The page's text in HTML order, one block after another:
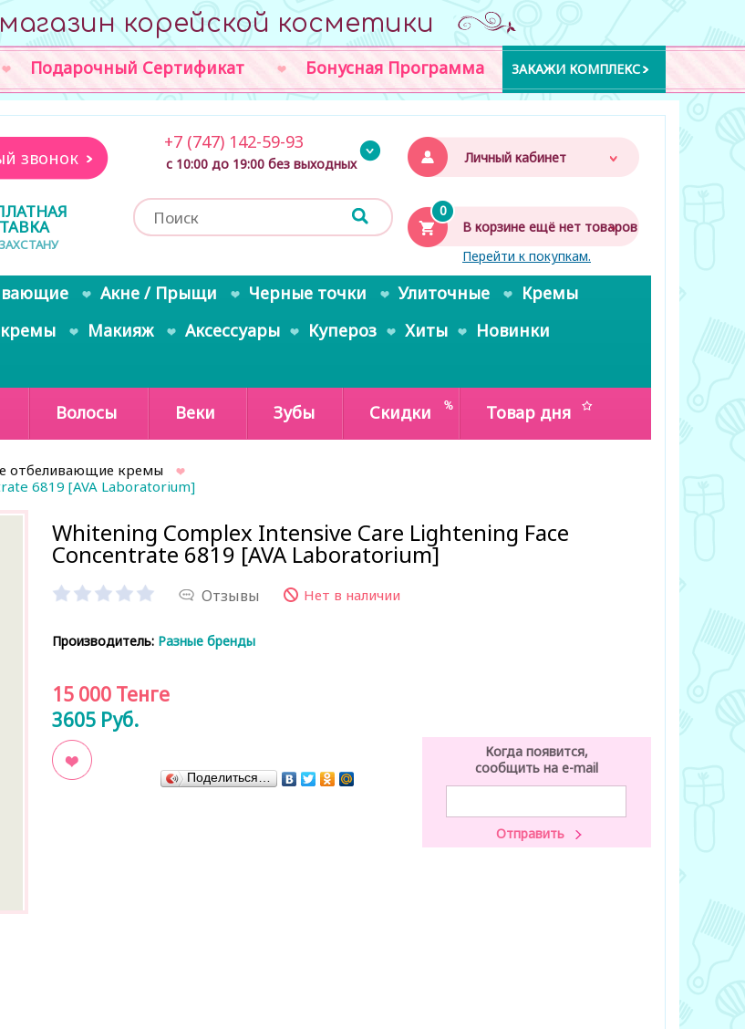
корейской косметики
Подарочный Сертификат Бонусная Программа ЗАКАЖИ КОМПЛЕКС
Личный кабинет
0
В корзине ещё нет товаров
Перейти к покупкам.
звонок
+7 (747) 142-59-93
с 10:00 до 19:00 без выходных
Акне / Прыщи Черные точки Улиточные
Кремы
кремы Макияж Аксессуары Купероз Хиты
Новинки
Волосы Веки Зубы Скидки Товар дня
отбеливающие кремы
6819 [AVA Laboratorium]
Whitening Complex Intensive Care Lightening Face
Concentrate 6819 [AVA Laboratorium]
Отзывы Нет в наличии
Производитель: Разные бренды
15 000 Тенге
3605 Руб.
Когда появится,
сообщить на e-mail
Поделиться…